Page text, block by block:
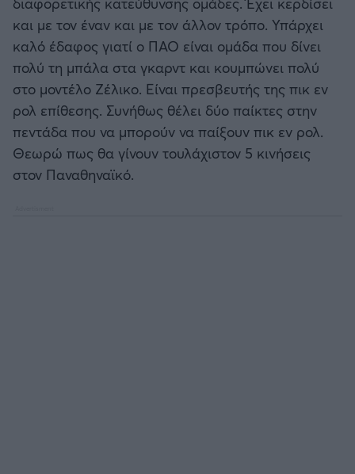
και με τον έναν και με τον άλλον τρόπο. Υπάρχει
καλό έδαφος γιατί ο ΠΑΟ είναι ομάδα που δίνει
πολύ τη μπάλα στα γκαρντ και κουμπώνει πολύ
στο μοντέλο Ζέλικο. Είναι πρεσβευτής της πικ εν
ρολ επίθεσης. Συνήθως θέλει δύο παίκτες στην
πεντάδα που να μπορούν να παίξουν πικ εν ρολ.
Θεωρώ πως θα γίνουν τουλάχιστον 5 κινήσεις
στον Παναθηναϊκό.